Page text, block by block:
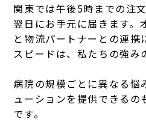
関東では午後5時までの注
翌日にお手元に届きます。
と物流パートナーとの連携
スピードは、私たちの強み
病院の規模ごとに異なる悩
ューションを提供できるの
です。